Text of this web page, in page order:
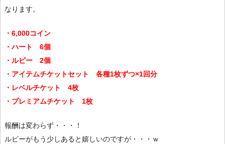
なります。
・6,000コイン
・ハート 6個
・ルビー 2個
・アイテムチケットセット 各種1枚ずつ×1回分
・レベルチケット 4枚
・プレミアムチケット 1枚
報酬は変わらず・・・！
ルビーがもう少しあると嬉しいのですが・・・ｗ